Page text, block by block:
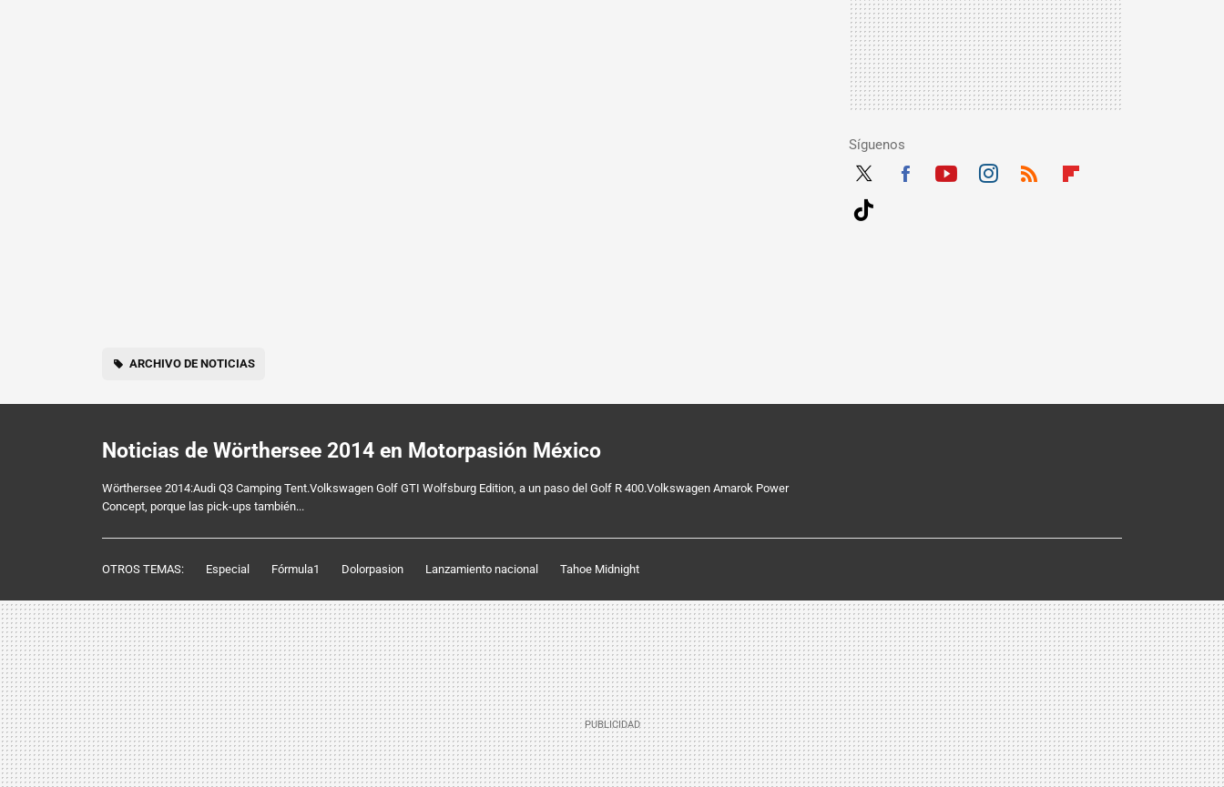
Síguenos
Twit
ARCHIVO DE NOTICIAS
Noticias de Wörthersee 2014 en Motorpasión México
Wörthersee 2014:Audi Q3 Camping Tent.Volkswagen Golf GTI Wolfsburg Edition, a un paso del Golf R 400.Volkswagen Amarok Power
Concept, porque las pick-ups también...
OTROS TEMAS: Especial Fórmula1 Dolorpasion Lanzamiento nacional Tahoe Midnight